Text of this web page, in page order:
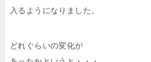
入るようになりました。
どれぐらいの変化が